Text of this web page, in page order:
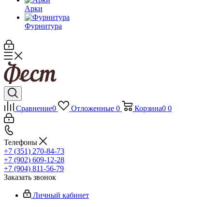
Арки
Фурнитура
Сравнение0 Отложенные 0 Корзина0 0
Телефоны
+7 (351) 270-84-73
+7 (902) 609-12-28
+7 (904) 811-56-79
Заказать звонок
Личный кабинет